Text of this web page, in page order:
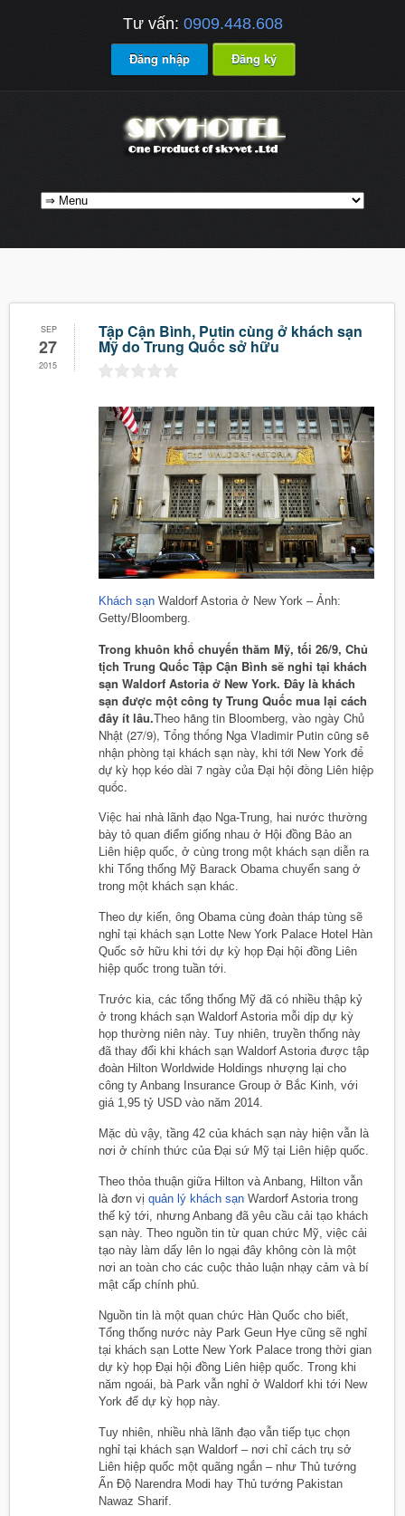
Tư vấn: 0909.448.608
Đăng nhập Đăng ký
SEP
27
2015
Tập Cận Bình, Putin cùng ở khách sạn
Mỹ do Trung Quốc sở hữu
Khách sạn Waldorf Astoria ở New York – Ảnh:
Getty/Bloomberg.
Trong khuôn khổ chuyến thăm Mỹ, tối 26/9, Chủ
tịch Trung Quốc Tập Cận Bình sẽ nghỉ tại khách
sạn Waldorf Astoria ở New York. Đây là khách
sạn được một công ty Trung Quốc mua lại cách
đây ít lâu.Theo hãng tin Bloomberg, vào ngày Chủ
Nhật (27/9), Tổng thống Nga Vladimir Putin cũng sẽ
nhận phòng tại khách sạn này, khi tới New York để
dự kỳ họp kéo dài 7 ngày của Đại hội đồng Liên hiệp
quốc.
Việc hai nhà lãnh đạo Nga-Trung, hai nước thường
bày tỏ quan điểm giống nhau ở Hội đồng Bảo an
Liên hiệp quốc, ở cùng trong một khách sạn diễn ra
khi Tổng thống Mỹ Barack Obama chuyển sang ở
trong một khách sạn khác.
Theo dự kiến, ông Obama cùng đoàn tháp tùng sẽ
nghỉ tại khách sạn Lotte New York Palace Hotel Hàn
Quốc sở hữu khi tới dự kỳ họp Đại hội đồng Liên
hiệp quốc trong tuần tới.
Trước kia, các tổng thống Mỹ đã có nhiều thập kỷ
ở trong khách sạn Waldorf Astoria mỗi dịp dự kỳ
họp thường niên này. Tuy nhiên, truyền thống này
đã thay đổi khi khách sạn Waldorf Astoria được tập
đoàn Hilton Worldwide Holdings nhượng lại cho
công ty Anbang Insurance Group ở Bắc Kinh, với
giá 1,95 tỷ USD vào năm 2014.
Mặc dù vậy, tầng 42 của khách sạn này hiện vẫn là
nơi ở chính thức của Đại sứ Mỹ tại Liên hiệp quốc.
Theo thỏa thuận giữa Hilton và Anbang, Hilton vẫn
là đơn vị quản lý khách sạn Wardorf Astoria trong
thế kỷ tới, nhưng Anbang đã yêu cầu cải tạo khách
sạn này. Theo nguồn tin từ quan chức Mỹ, việc cải
tạo này làm dấy lên lo ngại đây không còn là một
nơi an toàn cho các cuộc thảo luận nhạy cảm và bí
mật cấp chính phủ.
Nguồn tin là một quan chức Hàn Quốc cho biết,
Tổng thống nước này Park Geun Hye cũng sẽ nghỉ
tại khách sạn Lotte New York Palace trong thời gian
dự kỳ họp Đại hội đồng Liên hiệp quốc. Trong khi
năm ngoái, bà Park vẫn nghỉ ở Waldorf khi tới New
York để dự kỳ họp này.
Tuy nhiên, nhiều nhà lãnh đạo vẫn tiếp tục chọn
nghỉ tại khách sạn Waldorf – nơi chỉ cách trụ sở
Liên hiệp quốc một quãng ngắn – như Thủ tướng
Ấn Độ Narendra Modi hay Thủ tướng Pakistan
Nawaz Sharif.